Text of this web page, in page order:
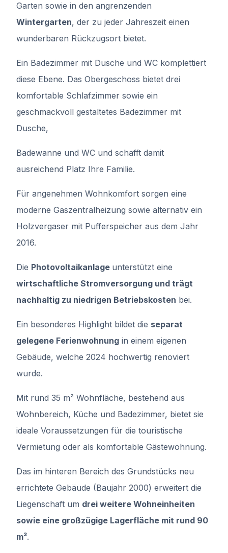
Garten sowie in den angrenzenden
Wintergarten, der zu jeder Jahreszeit einen
wunderbaren Rückzugsort bietet.
Ein Badezimmer mit Dusche und WC komplettiert
diese Ebene. Das Obergeschoss bietet drei
komfortable Schlafzimmer sowie ein
geschmackvoll gestaltetes Badezimmer mit
Dusche,
Badewanne und WC und schafft damit
ausreichend Platz Ihre Familie.
Für angenehmen Wohnkomfort sorgen eine
moderne Gaszentralheizung sowie alternativ ein
Holzvergaser mit Pufferspeicher aus dem Jahr
2016.
Die Photovoltaikanlage unterstützt eine
wirtschaftliche Stromversorgung und trägt
nachhaltig zu niedrigen Betriebskosten bei.
Ein besonderes Highlight bildet die separat
gelegene Ferienwohnung in einem eigenen
Gebäude, welche 2024 hochwertig renoviert
wurde.
Mit rund 35 m² Wohnfläche, bestehend aus
Wohnbereich, Küche und Badezimmer, bietet sie
ideale Voraussetzungen für die touristische
Vermietung oder als komfortable Gästewohnung.
Das im hinteren Bereich des Grundstücks neu
errichtete Gebäude (Baujahr 2000) erweitert die
Liegenschaft um drei weitere Wohneinheiten
sowie eine großzügige Lagerfläche mit rund 90
m².